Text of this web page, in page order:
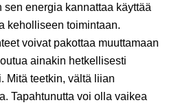
sen energia kannattaa käyttää
keholliseen toimintaan.
voivat pakottaa muuttamaan
ainakin hetkellisesti
Mitä teetkin, vältä liian
Tapahtunutta voi olla vaikea